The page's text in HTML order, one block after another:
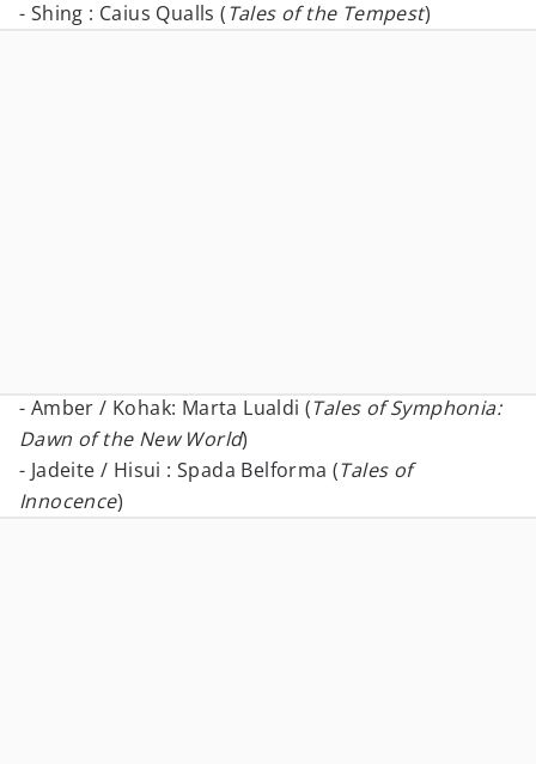
- Shing : Caius Qualls (Tales of the Tempest)
- Amber / Kohak: Marta Lualdi (Tales of Symphonia:
Dawn of the New World)
- Jadeite / Hisui : Spada Belforma (Tales of
Innocence)